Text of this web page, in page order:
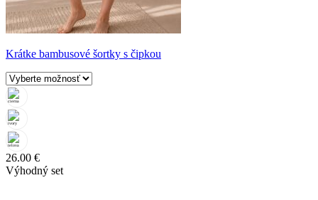
Krátke bambusové šortky s čipkou
26.00 €
Výhodný set